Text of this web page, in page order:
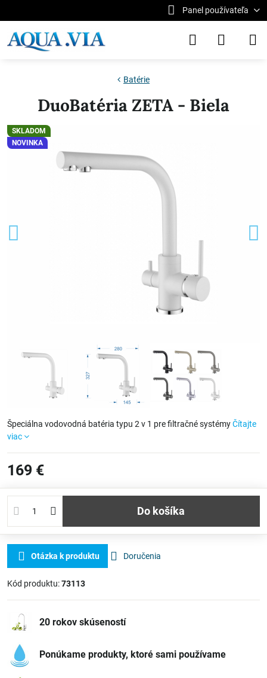
Panel používateľa
SKLADOM
NOVINKA
Batérie
DuoBatéria ZETA - Biela
Špeciálna vodovodná batéria typu 2 v 1 pre filtračné systémyČítajte
viac
169 €
Do košíka
Otázka k produktu Doručenia
Kód produktu:73113
20 rokov skúseností
Ponúkame produkty, ktoré sami používame